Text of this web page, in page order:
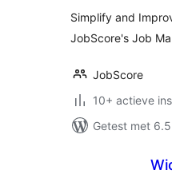
Simplify and
JobScore's Job
JobScore
10+ actieve
Getest met